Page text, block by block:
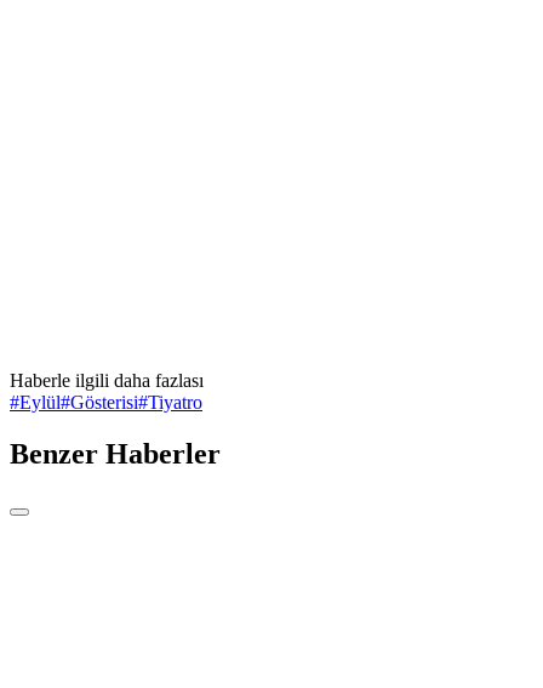
Haberle ilgili daha fazlası
#Eylül#Gösterisi#Tiyatro
Benzer Haberler